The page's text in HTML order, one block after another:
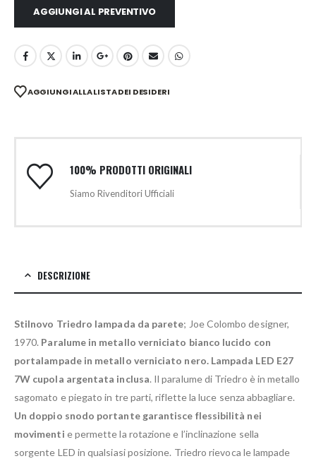
AGGIUNGI AL PREVENTIVO
AGGIUNGI ALLA LISTA DEI DESIDERI
100% PRODOTTI ORIGINALI
Siamo Rivenditori Ufficiali
DESCRIZIONE
Stilnovo Triedro lampada da parete; Joe Colombo designer,
1970. Paralume in metallo verniciato bianco lucido con
portalampade in metallo verniciato nero. Lampada LED E27
7W cupola argentata inclusa. Il paralume di Triedro è in metallo
sagomato e piegato in tre parti, riflette la luce senza abbagliare.
Un doppio snodo portante garantisce flessibilità nei
movimenti e permette la rotazione e l’inclinazione sella
sorgente LED in qualsiasi posizione. Triedro rievoca le lampade